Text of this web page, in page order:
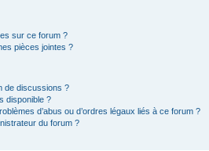
sur ce forum ?
pièces jointes ?
de discussions ?
disponible ?
d’abus ou d’ordres légaux liés à ce forum ?
du forum ?